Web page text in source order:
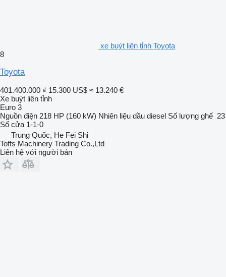
xe buýt liên tỉnh Toyota
8
Toyota
401.400.000 ₫ 15.300 US$ ≈ 13.240 €
Xe buýt liên tỉnh
Euro 3
Nguồn điện 218 HP (160 kW) Nhiên liệu dầu diesel Số lượng ghế 23
Số cửa 1-1-0
Trung Quốc, He Fei Shi
Toffs Machinery Trading Co.,Ltd
Liên hệ với người bán